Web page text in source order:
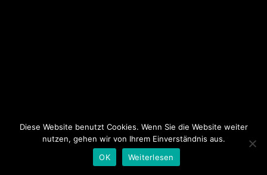
Diese Website benutzt Cookies. Wenn Sie die Website weiter
nutzen, gehen wir von Ihrem Einverständnis aus.
OK
Weiterlesen